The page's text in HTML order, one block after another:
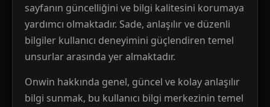
sayfanın güncelliğini ve bilgi kalitesini korumaya
yardımcı olmaktadır. Sade, anlaşılır ve düzenli
bilgiler kullanıcı deneyimini güçlendiren temel
unsurlar arasında yer almaktadır.
Onwin hakkında genel, güncel ve kolay anlaşılır
bilgi sunmak, bu kullanıcı bilgi merkezinin temel